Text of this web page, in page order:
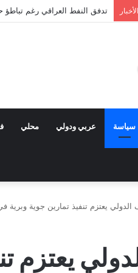
الأخبار مقتل شخصين وإصابة 5 في إطلاق نار بمهرجان بمدينة سياتل الأميركية
سياسة عربي ودولي محلي
الدولي يعتزم تنفيذ تمارين جوية وبرية
يعتزم